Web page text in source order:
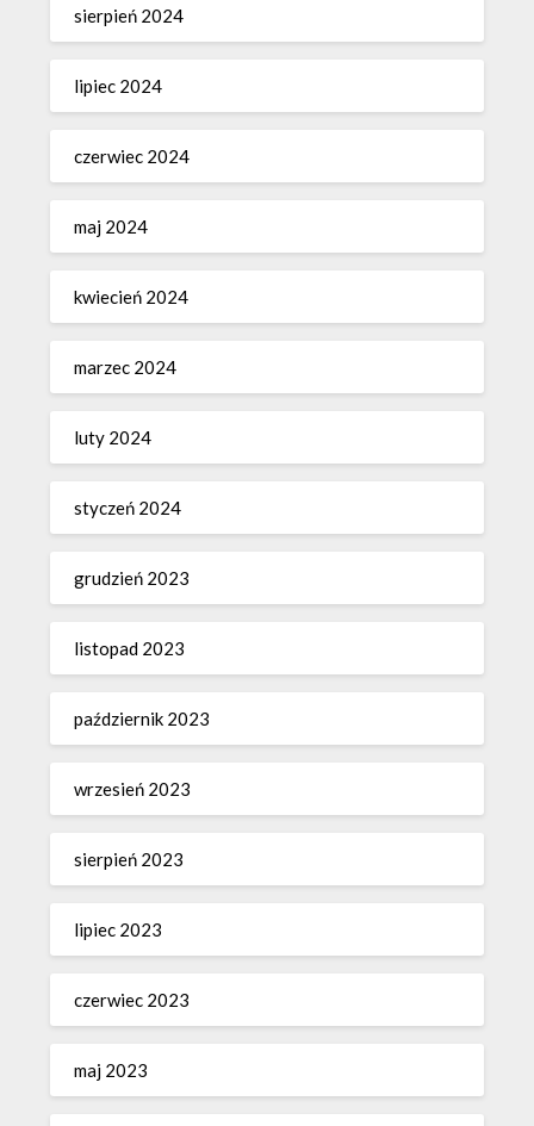
sierpień 2024
lipiec 2024
czerwiec 2024
maj 2024
kwiecień 2024
marzec 2024
luty 2024
styczeń 2024
grudzień 2023
listopad 2023
październik 2023
wrzesień 2023
sierpień 2023
lipiec 2023
czerwiec 2023
maj 2023